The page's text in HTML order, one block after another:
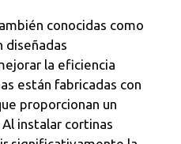
conocidas como
diseñadas
la eficiencia
están fabricadas con
proporcionan un
Al instalar cortinas